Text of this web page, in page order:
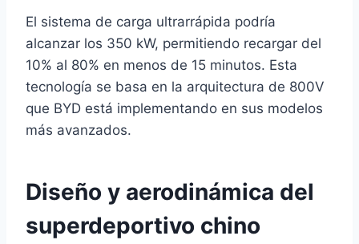
El sistema de carga ultrarrápida podría
alcanzar los 350 kW, permitiendo recargar del
10% al 80% en menos de 15 minutos. Esta
tecnología se basa en la arquitectura de 800V
que BYD está implementando en sus modelos
más avanzados.
Diseño y aerodinámica del
superdeportivo chino